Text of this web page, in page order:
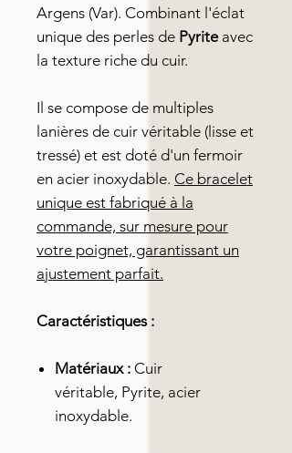
Argens (Var). Combinant l'éclat
unique des perles de Pyrite avec
la texture riche du cuir.
Il se compose de multiples
lanières de cuir véritable (lisse et
tressé) et est doté d'un fermoir
en acier inoxydable. Ce bracelet
unique est fabriqué à la
commande, sur mesure pour
votre poignet, garantissant un
ajustement parfait.
Caractéristiques :
Matériaux : Cuir
véritable, Pyrite, acier
inoxydable.